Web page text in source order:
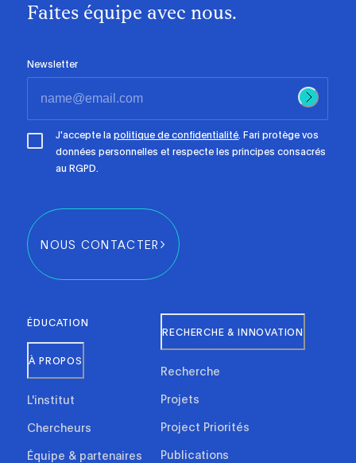
Faites équipe avec nous.
Newsletter
J'accepte lapolitique de confidentialité. Fari protège vos
données personnelles et respecte les principes consacrés
au RGPD.
NOUS CONTACTER
ÉDUCATION
À PROPOS
L'institut
Chercheurs
Équipe & partenaires
RECHERCHE & INNOVATION
Recherche
Projets
Project Priorités
Publications